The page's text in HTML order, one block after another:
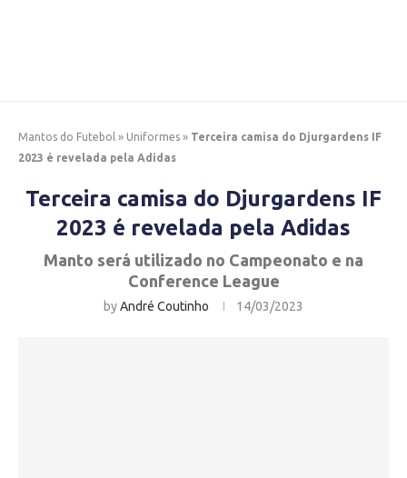
Mantos do Futebol » Uniformes » Terceira camisa do Djurgardens IF
2023 é revelada pela Adidas
Terceira camisa do Djurgardens IF
2023 é revelada pela Adidas
Manto será utilizado no Campeonato e na
Conference League
byAndré Coutinho 14/03/2023